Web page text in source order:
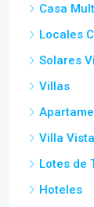
Casa
Locales
Solares
Villas
Villa
Lotes de
Hoteles